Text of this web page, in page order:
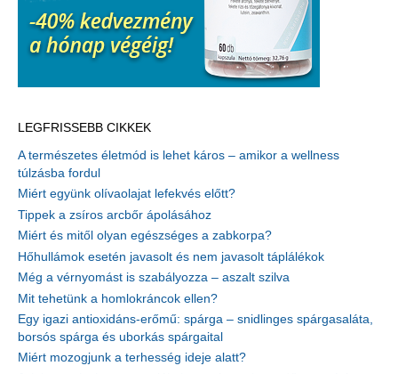
LEGFRISSEBB CIKKEK
A természetes életmód is lehet káros – amikor a wellness
túlzásba fordul
Miért együnk olívaolajat lefekvés előtt?
Tippek a zsíros arcbőr ápolásához
Miért és mitől olyan egészséges a zabkorpa?
Hőhullámok esetén javasolt és nem javasolt táplálékok
Még a vérnyomást is szabályozza – aszalt szilva
Mit tehetünk a homlokráncok ellen?
Egy igazi antioxidáns-erőmű: spárga – snidlinges spárgasaláta,
borsós spárga és uborkás spárgaital
Miért mozogjunk a terhesség ideje alatt?